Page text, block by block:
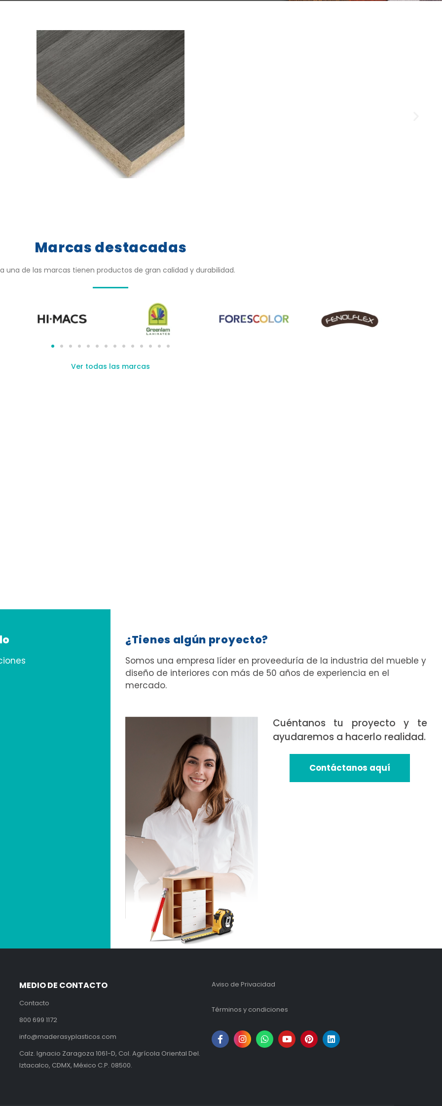
Marcas destacadas
una de las marcas tienen productos de gran calidad y durabilidad.
Ver todas las marcas
¿Tienes algún proyecto?
Somos una empresa líder en proveeduría de la industria del mueble y
diseño de interiores con más de 50 años de experiencia en el
mercado.
Cuéntanos tu proyecto y te
ayudaremos a hacerlo realidad.
Contáctanos aquí
MEDIO DE CONTACTO
Contacto
800 699 1172
info@maderasyplasticos.com
Calz. Ignacio Zaragoza 1061-D, Col. Agrícola Oriental Del.
Iztacalco, CDMX, México C.P. 08500.
Aviso de Privacidad
Términos y condiciones